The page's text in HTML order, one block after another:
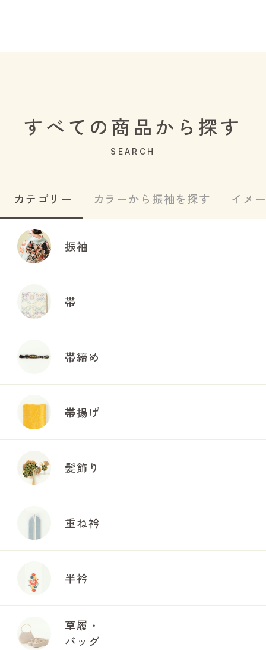
すべての商品から探す
SEARCH
カテゴリー カラーから振袖を探す イメ
振袖
帯
帯締め
帯揚げ
髪飾り
重ね衿
半衿
草履・
バッグ